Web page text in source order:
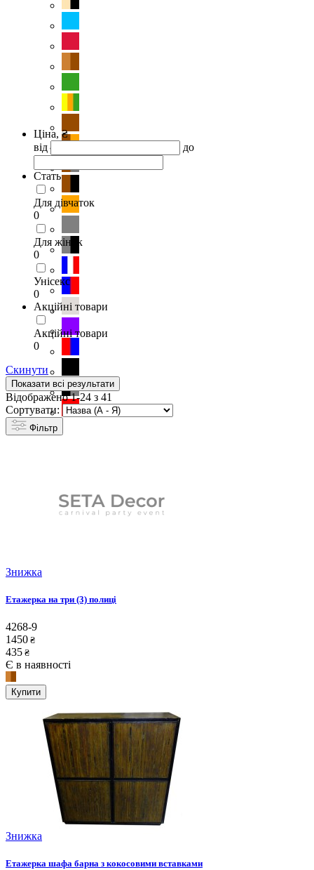
Ціна, ₴
від
до
Стать
Для дівчаток
0
Для жінок
0
Унісекс
0
Акційні товари
Акційні товари
0
Скинути
Показати всі результати
Відображено 1-24 з 41
Сортувати:
Фільтр
Знижка
Етажерка на три (3) полиці
4268-9
1450 ₴
435 ₴
Є в наявності
Купити
Знижка
Етажерка шафа барна з кокосовими вставками